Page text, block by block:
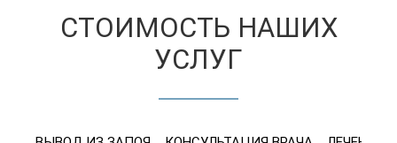
СТОИМОСТЬ НАШИХ
УСЛУГ